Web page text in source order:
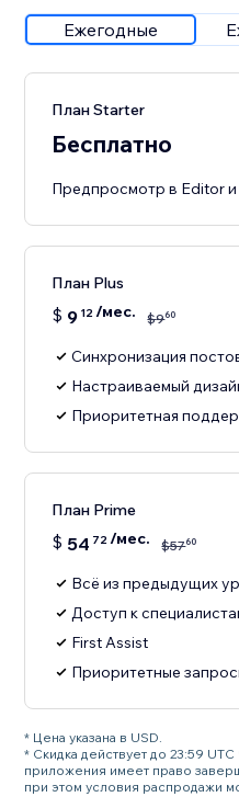
Ежегодные
План Starter
Бесплатно
Предпросмотр в Editor и
План Plus
$ 9 12/мес. $960
Синхронизация
Настраиваемый
Приоритетная
План Prime
$ 54 72/мес. $5760
Всё из предыдущих
Доступ к
First Assist
Приоритетные
* Цена указана в USD.
* Скидка действует до 23:59 UTC
приложения имеет право
при этом условия распродажи